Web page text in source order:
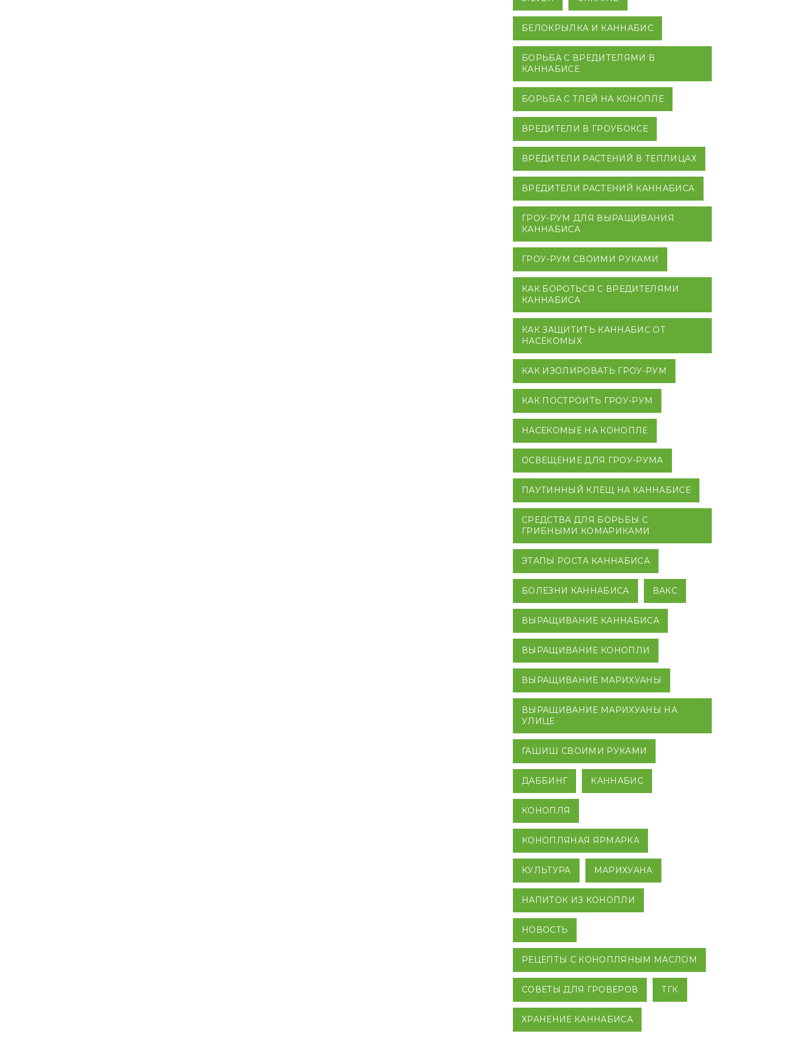
БЕЛОКРЫЛКА И КАННАБИС
БОРЬБА С ВРЕДИТЕЛЯМИ В
КАННАБИСЕ
БОРЬБА С ТЛЕЙ НА КОНОПЛЕ
ВРЕДИТЕЛИ В ГРОУБОКСЕ
ВРЕДИТЕЛИ РАСТЕНИЙ В ТЕПЛИЦАХ
ВРЕДИТЕЛИ РАСТЕНИЙ КАННАБИСА
ГРОУ-РУМ ДЛЯ ВЫРАЩИВАНИЯ
КАННАБИСА
ГРОУ-РУМ СВОИМИ РУКАМИ
КАК БОРОТЬСЯ С ВРЕДИТЕЛЯМИ
КАННАБИСА
КАК ЗАЩИТИТЬ КАННАБИС ОТ
НАСЕКОМЫХ
КАК ИЗОЛИРОВАТЬ ГРОУ-РУМ
КАК ПОСТРОИТЬ ГРОУ-РУМ
НАСЕКОМЫЕ НА КОНОПЛЕ
ОСВЕЩЕНИЕ ДЛЯ ГРОУ-РУМА
ПАУТИННЫЙ КЛЕЩ НА КАННАБИСЕ
СРЕДСТВА ДЛЯ БОРЬБЫ С
ГРИБНЫМИ КОМАРИКАМИ
ЭТАПЫ РОСТА КАННАБИСА
БОЛЕЗНИ КАННАБИСА ВАКС
ВЫРАЩИВАНИЕ КАННАБИСА
ВЫРАЩИВАНИЕ КОНОПЛИ
ВЫРАЩИВАНИЕ МАРИХУАНЫ
ВЫРАЩИВАНИЕ МАРИХУАНЫ НА
УЛИЦЕ
ГАШИШ СВОИМИ РУКАМИ
ДАББИНГ КАННАБИС
КОНОПЛЯ
КОНОПЛЯНАЯ ЯРМАРКА
КУЛЬТУРА МАРИХУАНА
НАПИТОК ИЗ КОНОПЛИ
НОВОСТЬ
РЕЦЕПТЫ С КОНОПЛЯНЫМ МАСЛОМ
СОВЕТЫ ДЛЯ ГРОВЕРОВ ТГК
ХРАНЕНИЕ КАННАБИСА